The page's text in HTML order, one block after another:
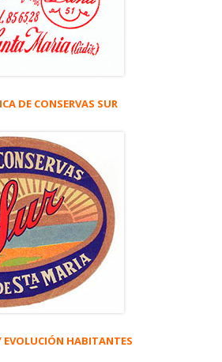
DE CONSERVAS SUR
EVOLUCIÓN HABITANTES